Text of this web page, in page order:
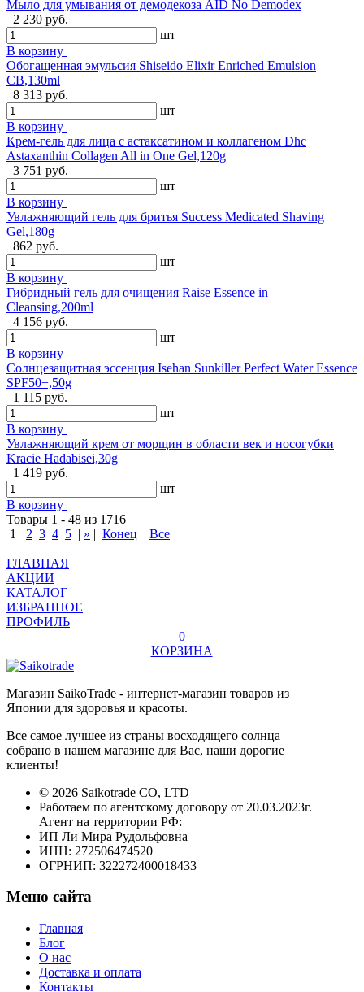
Мыло для умывания от демодекоза AID No Demodex
2 230 руб.
шт
В корзину
Обогащенная эмульсия Shiseido Elixir Enriched Emulsion
CB,130ml
8 313 руб.
шт
В корзину
Крем-гель для лица с астаксатином и коллагеном Dhc
Astaxanthin Collagen All in One Gel,120g
3 751 руб.
шт
В корзину
Увлажняющий гель для бритья Success Medicated Shaving
Gel,180g
862 руб.
шт
В корзину
Гибридный гель для очищения Raise Essence in
Cleansing,200ml
4 156 руб.
шт
В корзину
Солнцезащитная эссенция Isehan Sunkiller Perfect Water Essence
SPF50+,50g
1 115 руб.
шт
В корзину
Увлажняющий крем от морщин в области век и носогубки
Kracie Hadabisei,30g
1 419 руб.
шт
В корзину
Товары 1 - 48 из 1716
1
2 3 4 5 | » | Конец | Все
ГЛАВНАЯ
АКЦИИ
КАТАЛОГ
ИЗБРАННОЕ
ПРОФИЛЬ
0
КОРЗИНА
Магазин SaikoTrade - интернет-магазин товаров из
Японии для здоровья и красоты.
Все самое лучшее из страны восходящего солнца
собрано в нашем магазине для Вас, наши дорогие
клиенты!
© 2026 Saikotrade CO, LTD
Работаем по агентскому договору от 20.03.2023г.
Агент на территории РФ:
ИП Ли Мира Рудольфовна
ИНН: 272506474520
ОГРНИП: 322272400018433
Меню сайта
Главная
Блог
О нас
Доставка и оплата
Контакты